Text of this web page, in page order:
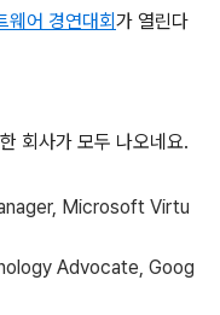
웨어 경연대회가 열린다
회사가 모두 나오네요.
Microsoft Virtu
Advocate, Goog